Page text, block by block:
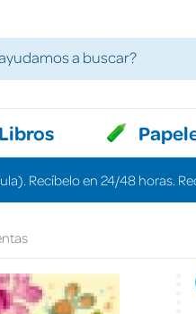
Libros
Recíbelo en 24/48 horas.